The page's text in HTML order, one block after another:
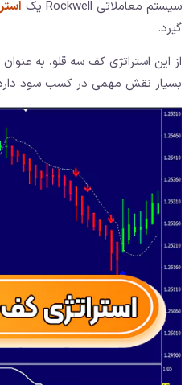
سیستم معاملاتی Rockwell یک
گیرد.
از این استراتژی کف سه قلو، به عنوان
بسیار نقش مهمی در کسب سود